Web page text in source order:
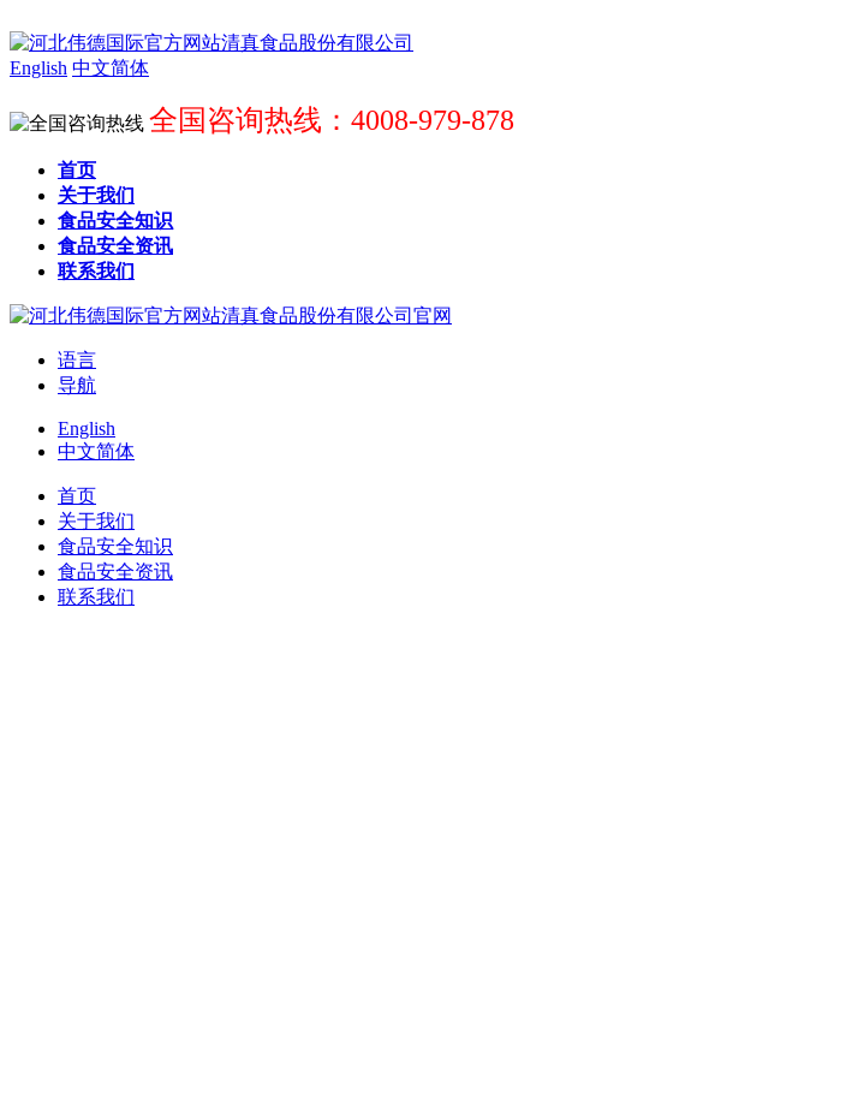
English 中文简体
全国咨询热线：4008-979-878
首页
关于我们
食品安全知识
食品安全资讯
联系我们
语言
导航
English
中文简体
首页
关于我们
食品安全知识
食品安全资讯
联系我们